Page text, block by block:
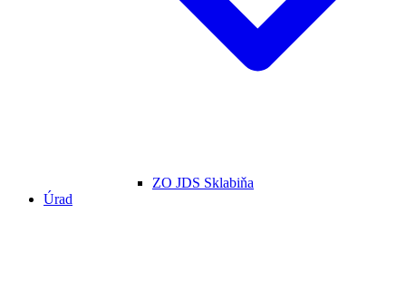
ZO JDS Sklabiňa
Úrad